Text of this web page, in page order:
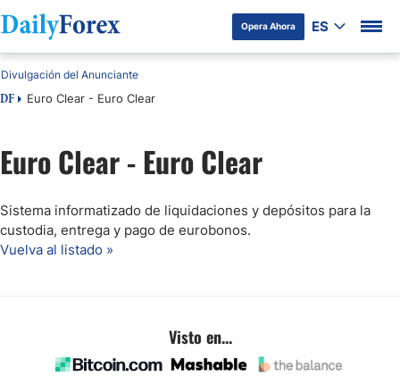
Opera Ahora ES
DF Euro Clear - Euro Clear
Divulgación del Anunciante
Euro Clear - Euro Clear
Sistema informatizado de liquidaciones y depósitos para la
custodia, entrega y pago de eurobonos.
Vuelva al listado »
Visto en...